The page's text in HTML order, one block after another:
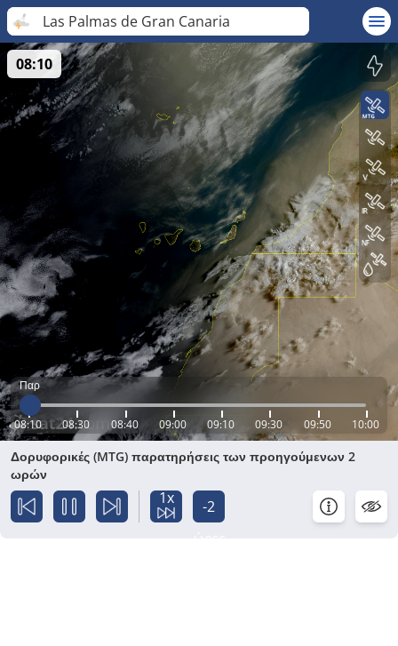
Las Palmas de Gran Canaria
Παρ
08:10 08:30 08:40 09:00 09:10 09:30 09:50 10:00
08:10
Δορυφορικές (MTG) παρατηρήσεις των προηγούμενων 2
ωρών
1x
-2